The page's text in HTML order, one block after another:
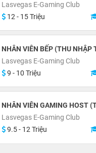
Lasvegas E-Gaming Club
12 - 15 Triệu
NHÂN VIÊN BẾP (THU NHẬP
Lasvegas E-Gaming Club
9 - 10 Triệu
NHÂN VIÊN GAMING HOST
Lasvegas E-Gaming Club
9.5 - 12 Triệu